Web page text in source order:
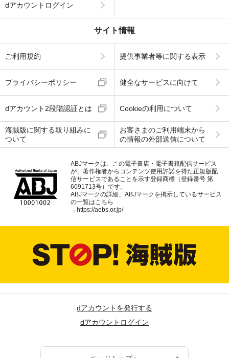
dアカウントログイン
サイト情報
ご利用規約 提供事業者等に関する表示
プライバシーポリシー 健全なサービスに向けて
dアカウント2段階認証とは Cookieの利用について
海賊版に関する取り組みに
ついて
お客さまのご利用端末から
の情報の外部送信について
ABJマークは、この電子書店・電子書籍配信サービス
が、著作権者からコンテンツ使用許諾を得た正規版配
信サービスであることを示す登録商標（登録番号 第
6091713号）です。
ABJマークの詳細、ABJマークを掲示しているサービス
の一覧はこちら
→ https://aebs.or.jp/
dアカウントを発行する
dアカウントログイン